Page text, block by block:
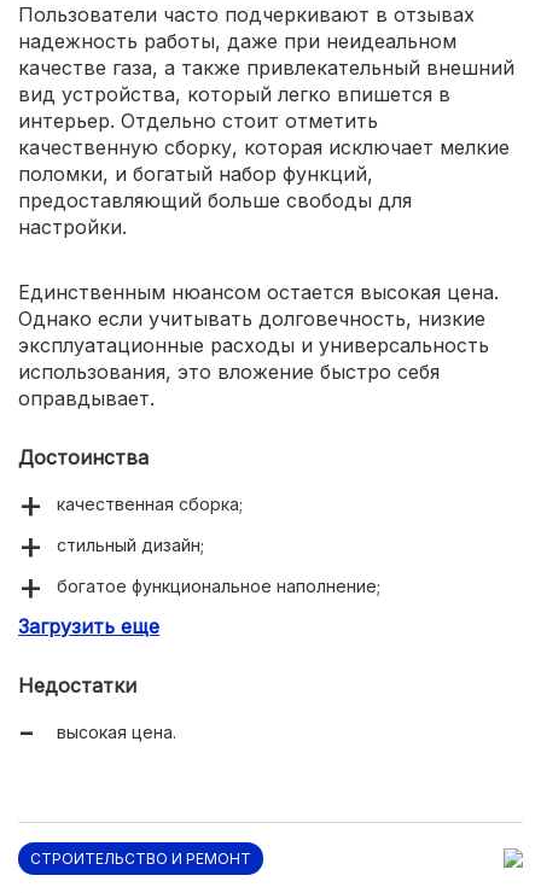
Пользователи часто подчеркивают в отзывах
надежность работы, даже при неидеальном
качестве газа, а также привлекательный внешний
вид устройства, который легко впишется в
интерьер. Отдельно стоит отметить
качественную сборку, которая исключает мелкие
поломки, и богатый набор функций,
предоставляющий больше свободы для
настройки.
Единственным нюансом остается высокая цена.
Однако если учитывать долговечность, низкие
эксплуатационные расходы и универсальность
использования, это вложение быстро себя
оправдывает.
Достоинства
качественная сборка;
стильный дизайн;
богатое функциональное наполнение;
неприхотливость к качеству газа;
Загрузить еще
Недостатки
высокая цена.
СТРОИТЕЛЬСТВО И РЕМОНТ